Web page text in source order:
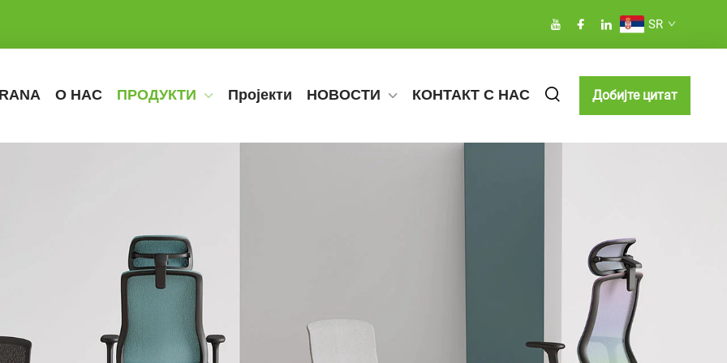
SR
О НАС ПРОДУКТИ Пројекти НОВОСТИ КОНТАКТ С НАС Добијте цитат